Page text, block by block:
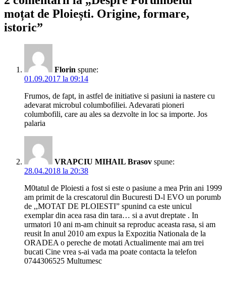
moțat de Ploiești. Origine, formare,
istoric”
Florin spune:
01.09.2017 la 09:14
Frumos, de fapt, in astfel de initiative si pasiuni ia nastere cu
adevarat microbul columbofiliei. Adevarati pioneri
columbofili, care au ales sa dezvolte in loc sa importe. Jos
palaria
VRAPCIU MIHAIL Brasov spune:
28.04.2018 la 20:38
M0tatul de Ploiesti a fost si este o pasiune a mea Prin ani 1999
am primit de la crescatorul din Bucuresti D-l EVO un porumb
de ,,MOTAT DE PLOIESTI” spunind ca este unicul
exemplar din acea rasa din tara… si a avut dreptate . In
urmatori 10 ani m-am chinuit sa reproduc aceasta rasa, si am
reusit In anul 2010 am expus la Expozitia Nationala de la
ORADEA o pereche de motati Actualimente mai am trei
bucati Cine vrea s-ai vada ma poate contacta la telefon
0744306525 Multumesc